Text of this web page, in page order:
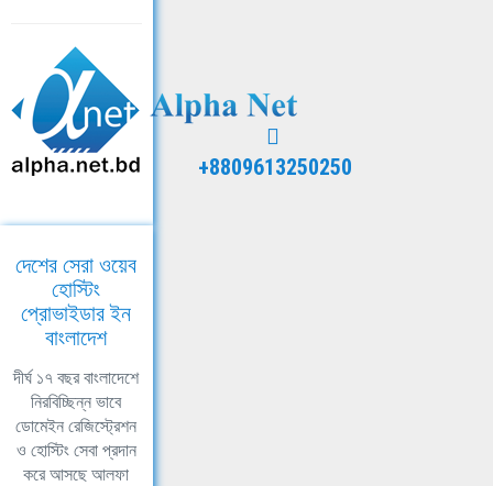
+8809613250250
দেশের সেরা ওয়েব
হোস্টিং
প্রোভাইডার ইন
বাংলাদেশ
দীর্ঘ ১৭ বছর বাংলাদেশে
নিরবিচ্ছিন্ন ভাবে
ডোমেইন রেজিস্ট্রেশন
ও হোস্টিং সেবা প্রদান
করে আসছে আলফা